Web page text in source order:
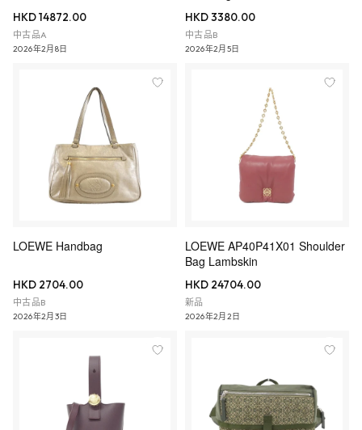
HKD 14872.00
中古品A
2026年2月8日
HKD 3380.00
中古品B
2026年2月5日
LOEWE Handbag
HKD 2704.00
中古品B
2026年2月3日
LOEWE AP40P41X01 Shoulder
Bag Lambskin
HKD 24704.00
新品
2026年2月2日